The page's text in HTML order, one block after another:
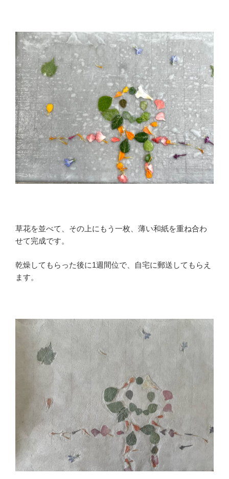
草花を並べて、その上にもう一枚、薄い和紙を重ね合わ
せて完成です。
乾燥してもらった後に1週間位で、自宅に郵送してもらえ
ます。